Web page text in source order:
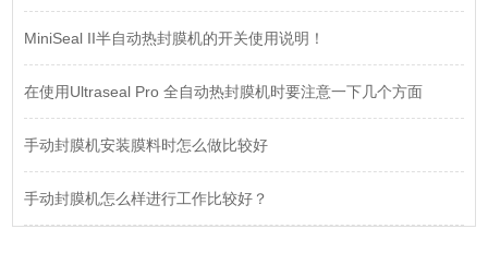
MiniSeal II半自动热封膜机的开关使用说明！
在使用Ultraseal Pro 全自动热封膜机时要注意一下几个方面
手动封膜机安装膜料时怎么做比较好
手动封膜机怎么样进行工作比较好？